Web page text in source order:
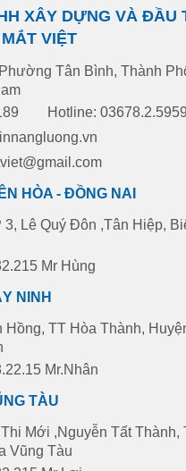
XÂY DỰNG VÀ ĐẦU
VIỆT
Tân Bình, Thành
Hotline: 03678.2.5959
HÒA - ĐỒNG NAI
Lê Quý Đôn ,Tân Hiệp,
Mr Hùng
NINH
TT Hòa Thành,
Mr.Nhân
TÀU
Mới ,Nguyễn Tất Thành,
Vũng Tàu